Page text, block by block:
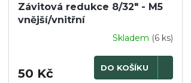
Závitová redukce 8/32" - M5
vnější/vnitřní
Skladem (6 ks)
50 Kč DO KOŠÍKU